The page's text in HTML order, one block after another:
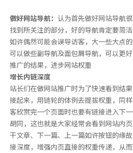
做好网站导航： 认为首先做好网站导航
找到所关注的部分，好的导航肯定要简
如许偶然可能会误导访客，大一些大点
可以做些副导航及面包屑导航，可以更
推广的结果，进步网站权重
增长内链深度
站长们在做网站推广时为了快速看到结
接起来，用链轮的体例去提拔权重，同
客欣赏完一个页面时也要有链接进入下
胡同，这也就是大家经常会看到网站内
干文章、下一篇、上一篇如许按钮的缘
接深度，增强内页直接的权重传递，从